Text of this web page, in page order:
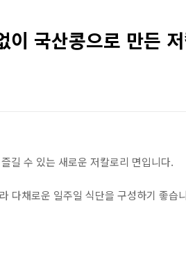
이 국산콩으로 만든
길 수 있는 새로운 저칼로리 면입니다.
다채로운 일주일 식단을 구성하기 좋습